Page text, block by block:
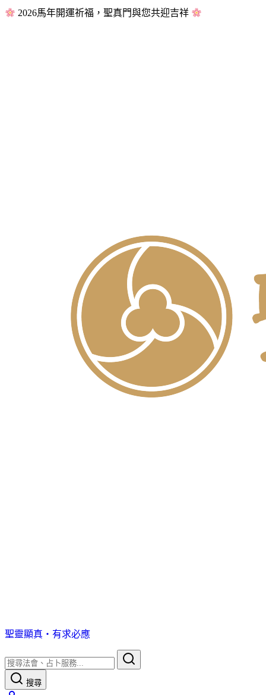
2026馬年開運祈福，聖真門與您共迎吉祥
聖靈顯真・有求必應
搜尋